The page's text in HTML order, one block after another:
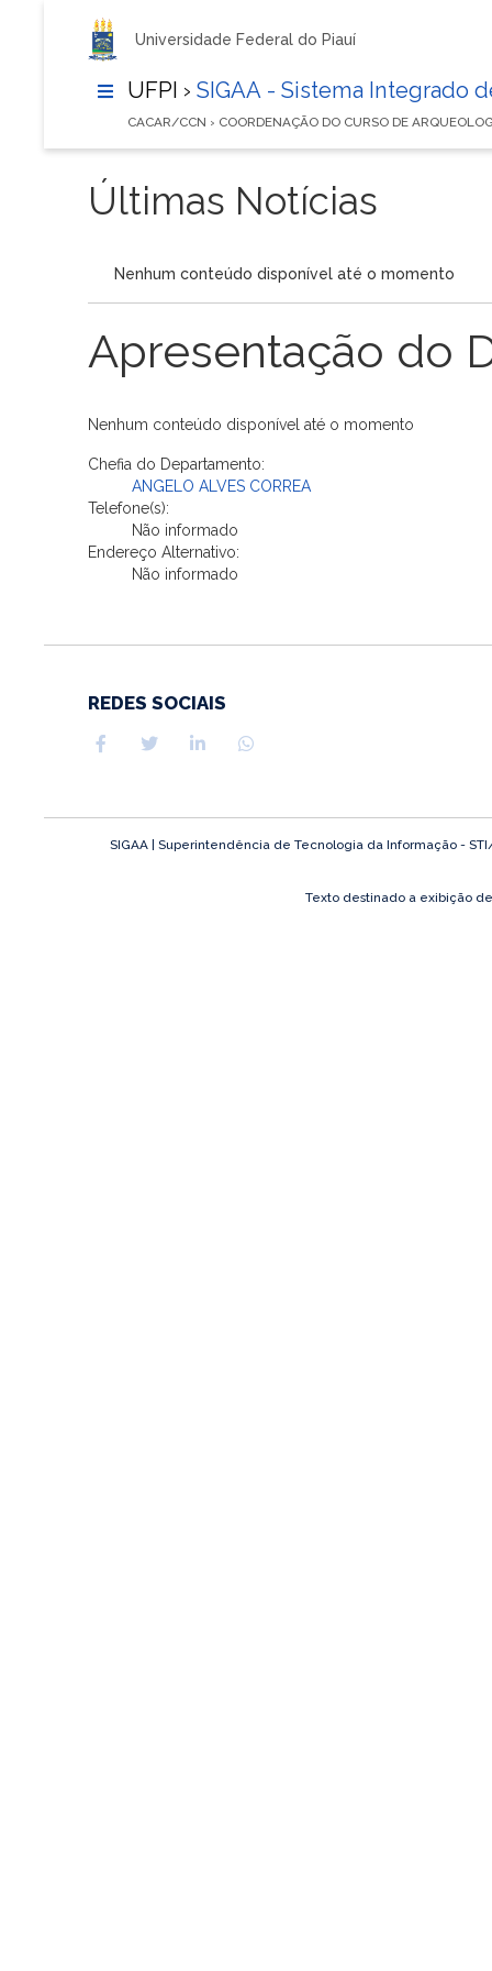
Universidade Federal do Piauí
UFPI › SIGAA - Sistema Integrado
CACAR/CCN › COORDENAÇÃO DO CURSO DE
Últimas Notícias
Nenhum conteúdo disponível até o momento
Apresentação do
Nenhum conteúdo disponível até o momento
Chefia do Departamento:
ANGELO ALVES CORREA
Telefone(s):
Não informado
Endereço Alternativo:
Não informado
REDES SOCIAIS
SIGAA | Superintendência de Tecnologia da Informação -
Texto destinado a exibição